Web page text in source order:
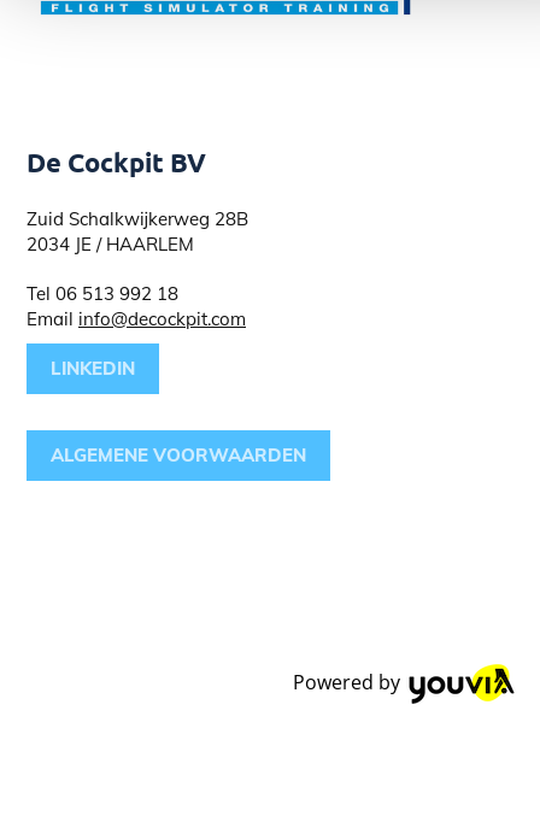
De Cockpit BV
Zuid Schalkwijkerweg 28B
2034 JE / HAARLEM
Tel 06 513 992 18
Email info@decockpit.com
LINKEDIN
ALGEMENE VOORWAARDEN
Powered by